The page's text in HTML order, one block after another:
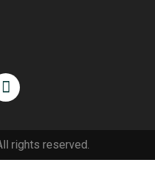
rights reserved.